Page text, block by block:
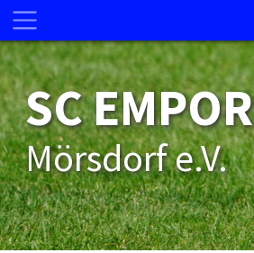
SC EMPOR
Mörsdorf e.V.